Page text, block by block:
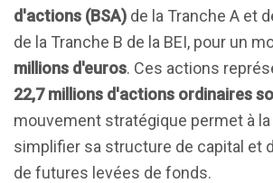
d'actions (BSA) de la Tranche A et
de la Tranche B de la BEI, pour un
millions d'euros. Ces actions
22,7 millions d'actions ordinaires
mouvement stratégique permet à
simplifier sa structure de capital et
de futures levées de fonds.